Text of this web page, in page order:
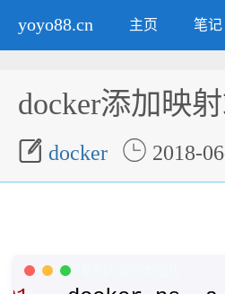
yoyo88.cn 主页 笔记
docker添加映
 docker  2018-
PHP Code